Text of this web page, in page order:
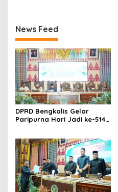
News Feed
DPRD Bengkalis Gelar
Paripurna Hari Jadi ke-514
Negeri Junjungan.